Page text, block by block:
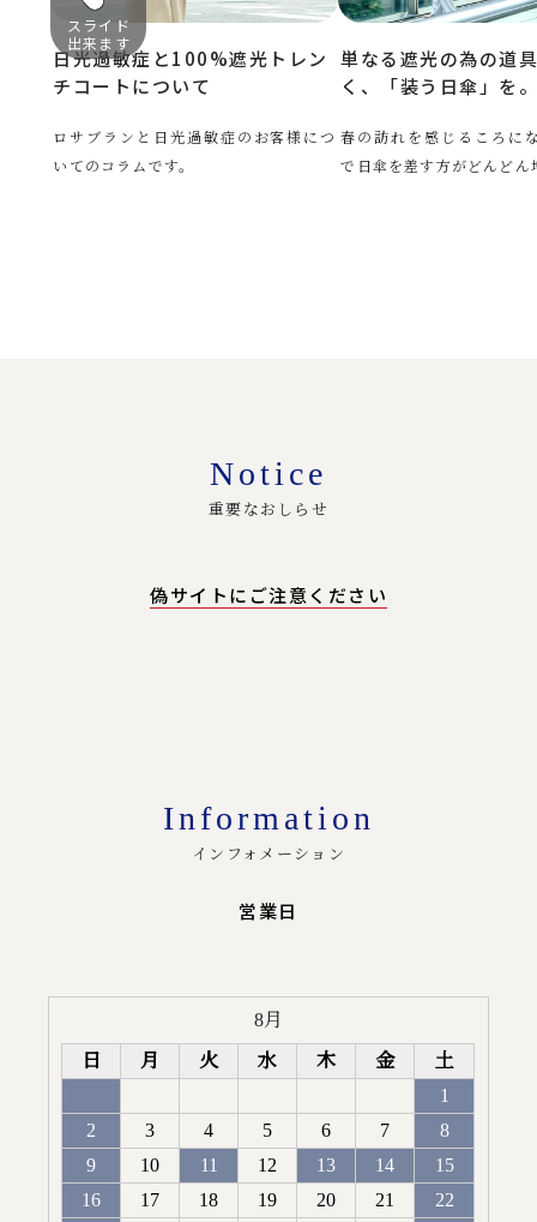
日光過敏症と100%遮光トレン
チコートについて
ロサブランと日光過敏症のお客様につ
いてのコラムです。
単なる遮光の為の道
く、「装う日傘」を
春の訪れを感じるころに
で日傘を差す方がどんど
スライド
出来ます
Notice
重要なおしらせ
偽サイトにご注意ください
Information
インフォメーション
営業日
8月
日
月 火 水 木 金
土
1
2
3 4 5 6 7
8
9
10 11 12 13 14
15
16
17 18 19 20 21
22